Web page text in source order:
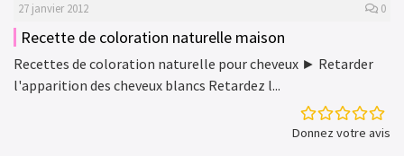
27 janvier 2012 0
Recette de coloration naturelle maison
Recettes de coloration naturelle pour cheveux ► Retarder
l'apparition des cheveux blancs Retardez l...
Donnez votre avis